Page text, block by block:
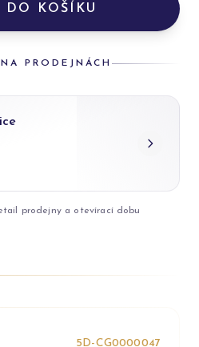
DO KOŠÍKU
PRODEJNÁCH
prodejny a otevírací dobu
5D-CG0000047